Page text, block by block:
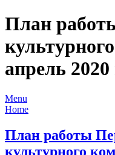
План
апрель 2020
Menu
Home
План работы
культурного